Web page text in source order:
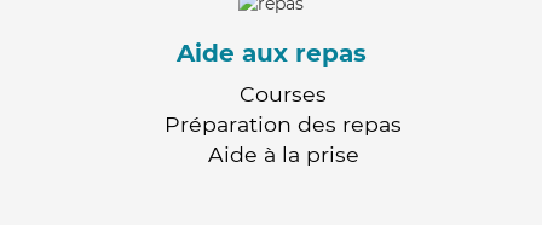
Aide aux repas
Courses
Préparation des repas
Aide à la prise